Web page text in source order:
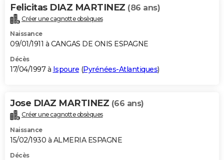
Felicitas DIAZ MARTINEZ (86 ans)
Créer une cagnotte obsèques
Naissance
09/01/1911 à CANGAS DE ONIS ESPAGNE
Décès
17/04/1997 à Ispoure (Pyrénées-Atlantiques)
Jose DIAZ MARTINEZ (66 ans)
Créer une cagnotte obsèques
Naissance
15/02/1930 à ALMERIA ESPAGNE
Décès